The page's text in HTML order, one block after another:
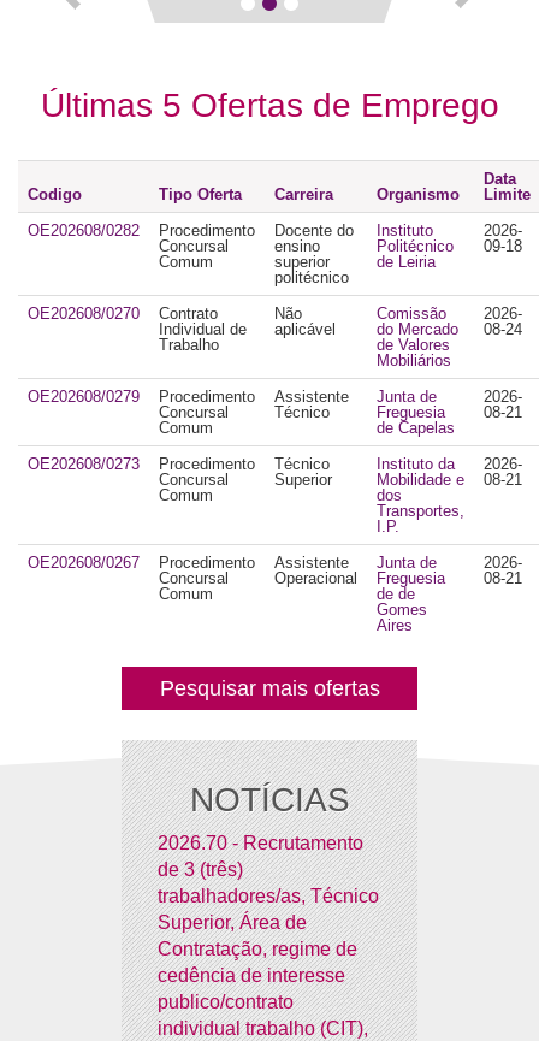
Últimas 5 Ofertas de Emprego
Codigo Tipo Oferta Carreira Organismo
Data
Limite
OE202608/0282
Procedimento
Concursal
Comum
Docente do
ensino
superior
politécnico
Instituto
Politécnico
de Leiria
2026-
09-18
OE202608/0270
Contrato
Individual de
Trabalho
Não
aplicável
Comissão
do Mercado
de Valores
Mobiliários
2026-
08-24
OE202608/0279
Procedimento
Concursal
Comum
Assistente
Técnico
Junta de
Freguesia
de Capelas
2026-
08-21
OE202608/0273
Procedimento
Concursal
Comum
Técnico
Superior
Instituto da
Mobilidade e
dos
Transportes,
I.P.
2026-
08-21
OE202608/0267
Procedimento
Concursal
Comum
Assistente
Operacional
Junta de
Freguesia
de de
Gomes
Aires
2026-
08-21
Pesquisar mais ofertas
NOTÍCIAS
2026.70 - Recrutamento
de 3 (três)
trabalhadores/as, Técnico
Superior, Área de
Contratação, regime de
cedência de interesse
publico/contrato
individual trabalho (CIT),